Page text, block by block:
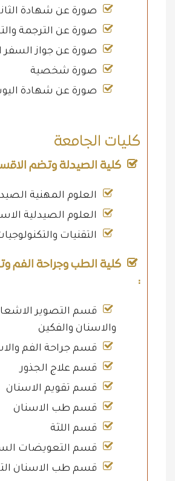
صورة عن شهادة
صورة عن الترجمة
صورة عن جواز السفر
صورة شخصية
صورة عن شهادة
كليات الجامعة
كلية الصيدلة وتضم
العلوم المهنية
العلوم الصيدلية
التقنيات
كلية الطب وجراحة الفم
:
قسم التصوير
والاسنان والفكين
قسم جراحة الفم
قسم علاج الجذور
قسم تقويم الاسنان
قسم طب الاسنان
قسم اللثة
قسم التعويضات
قسم طب الاسنان